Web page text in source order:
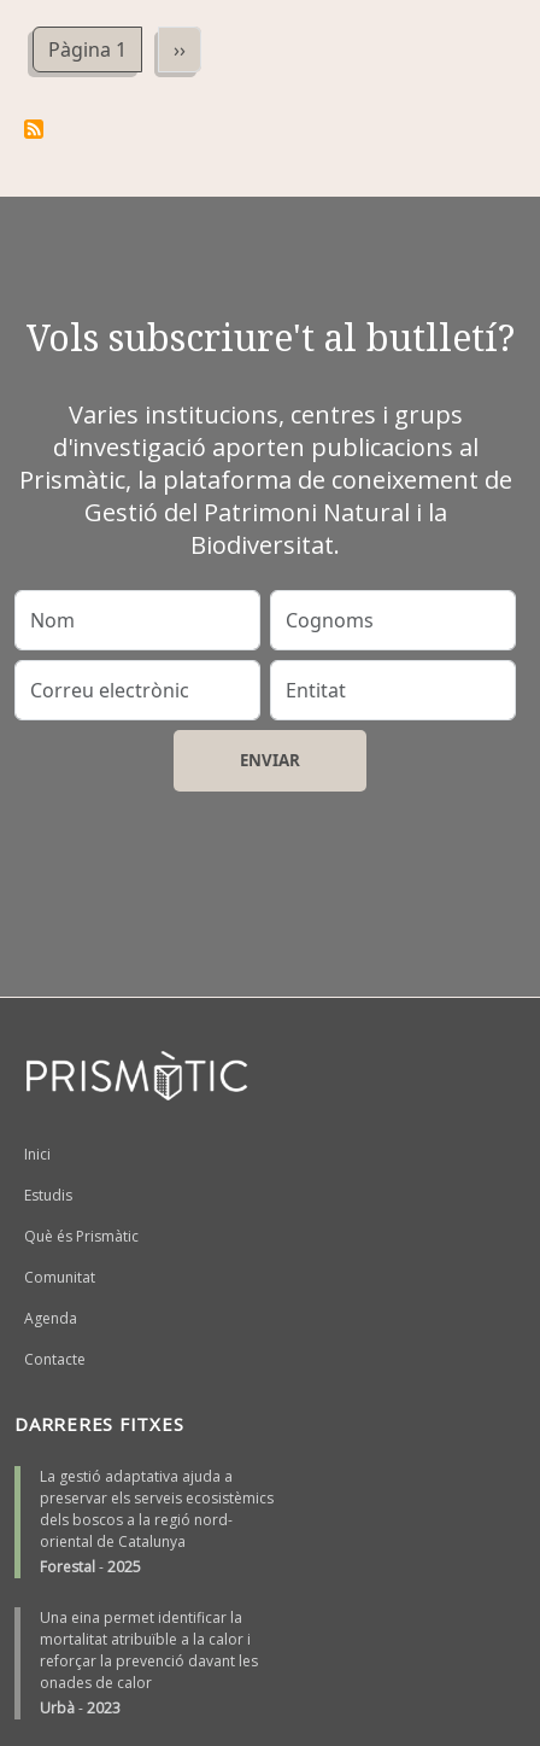
Pàgina 1 Pàgina següent
››
Vols subscriure't al butlletí?
Varies institucions, centres i grups
d'investigació aporten publicacions al
Prismàtic, la plataforma de coneixement de
Gestió del Patrimoni Natural i la
Biodiversitat.
Nom Cognoms
Correu electrònic Entitat
Peu
Inici
Estudis
Què és Prismàtic
Comunitat
Agenda
Contacte
DARRERES FITXES
La gestió adaptativa ajuda a
preservar els serveis ecosistèmics
dels boscos a la regió nord-
oriental de Catalunya
Forestal-2025
Una eina permet identificar la
mortalitat atribuïble a la calor i
reforçar la prevenció davant les
onades de calor
Urbà-2023